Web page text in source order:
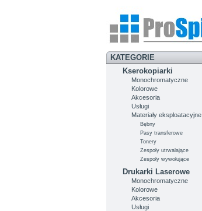
KATEGORIE
Kserokopiarki
Monochromatyczne
Kolorowe
Akcesoria
Usługi
Materiały eksploatacyjne
Bębny
Pasy transferowe
Tonery
Zespoły utrwalające
Zespoły wywołujące
Drukarki Laserowe
Monochromatyczne
Kolorowe
Akcesoria
Usługi